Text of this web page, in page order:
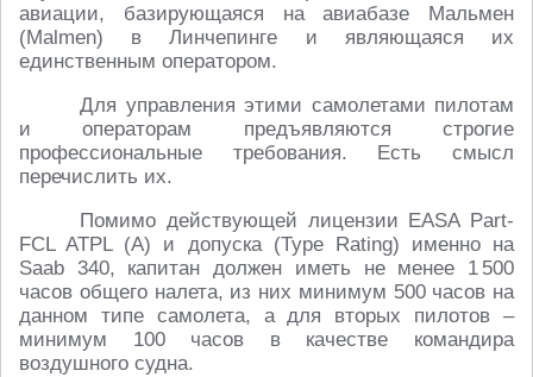
авиации, базирующаяся на авиабазе Мальмен
(Malmen) в Линчепинге и являющаяся их
единственным оператором.
Для управления этими самолетами пилотам
и операторам предъявляются строгие
профессиональные требования. Есть смысл
перечислить их.
Помимо действующей лицензии EASA Part-
FCL ATPL (A) и допуска (Type Rating) именно на
Saab 340, капитан должен иметь не менее 1 500
часов общего налета, из них минимум 500 часов на
данном типе самолета, а для вторых пилотов –
минимум 100 часов в качестве командира
воздушного судна.